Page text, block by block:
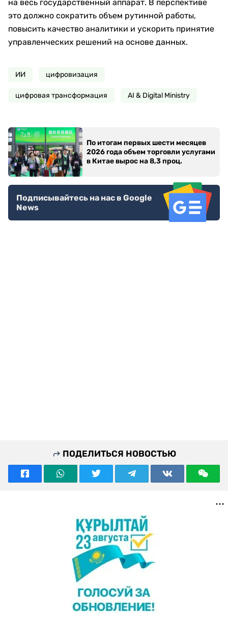
на весь государственный аппарат. В перспективе
это должно сократить объем рутинной работы,
повысить качество аналитики и ускорить принятие
управленческих решений на основе данных.
ИИ цифровизация
цифровая трансформация AI & Digital Ministry
По итогам первых шести месяцев
2026 года объем торговли услугами
в Китае вырос на 8,3 проц.
Подписывайтесь на нас в Google
News
ПОДЕЛИТЬСЯ НОВОСТЬЮ